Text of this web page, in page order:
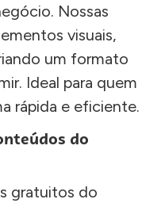
Nossas
visuais,
um formato
Ideal para quem
rápida e eficiente.
do
gratuitos do